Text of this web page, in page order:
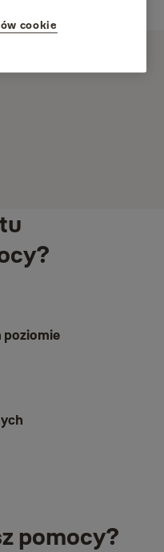
poziomie
pomocy?
cookie